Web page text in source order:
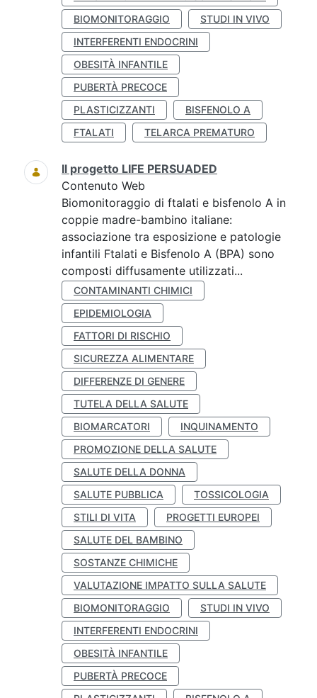
BIOMONITORAGGIO
STUDI IN VIVO
INTERFERENTI ENDOCRINI
OBESITÀ INFANTILE
PUBERTÀ PRECOCE
PLASTICIZZANTI
BISFENOLO A
FTALATI
TELARCA PREMATURO
Il progetto LIFE PERSUADED
Contenuto Web
Biomonitoraggio di ftalati e bisfenolo A in
coppie madre-bambino italiane:
associazione tra esposizione e patologie
infantili Ftalati e Bisfenolo A (BPA) sono
composti diffusamente utilizzati...
CONTAMINANTI CHIMICI
EPIDEMIOLOGIA
FATTORI DI RISCHIO
SICUREZZA ALIMENTARE
DIFFERENZE DI GENERE
TUTELA DELLA SALUTE
BIOMARCATORI
INQUINAMENTO
PROMOZIONE DELLA SALUTE
SALUTE DELLA DONNA
SALUTE PUBBLICA
TOSSICOLOGIA
STILI DI VITA
PROGETTI EUROPEI
SALUTE DEL BAMBINO
SOSTANZE CHIMICHE
VALUTAZIONE IMPATTO SULLA SALUTE
BIOMONITORAGGIO
STUDI IN VIVO
INTERFERENTI ENDOCRINI
OBESITÀ INFANTILE
PUBERTÀ PRECOCE